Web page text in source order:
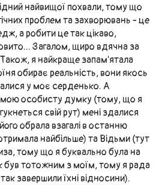
найвищої похвали, тому що
проблем та захворювань - це
а робити це так цікаво,
Загалом, щиро вдячна за
я найкраще запам'ятала
обирає реальність, вони якось
у моє серденько. А
особисту думку (тому, що я
свій рут) мені здалися
обрала взагалі в останню
найбільше) та Відьми (тут
тому що я буквально була на
був тотожним з моїм, тому я рада
завершили їхні відносини).